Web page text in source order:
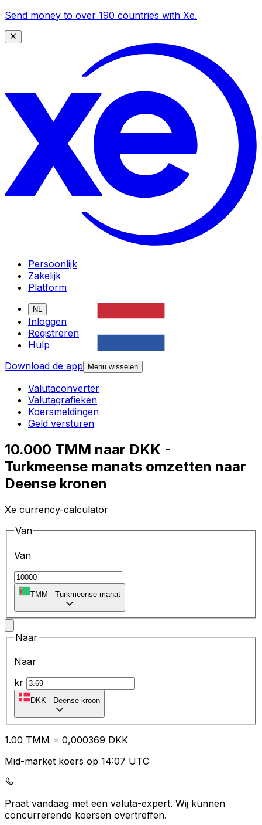
Send money to over 190 countries with Xe.
Persoonlijk
Zakelijk
Platform
NL
Inloggen
Registreren
Hulp
Download de app
Menu wisselen
Valutaconverter
Valutagrafieken
Koersmeldingen
Geld versturen
10.000 TMM naar DKK -
Turkmeense manats omzetten naar
Deense kronen
Xe currency-calculator
Van
Van
TMM - Turkmeense manat
Naar
Naar
kr
DKK - Deense kroon
1.00 TMM = 0,000369 DKK
Mid-market koers op 14:07 UTC
Praat vandaag met een valuta-expert. Wij kunnen
concurrerende koersen overtreffen.